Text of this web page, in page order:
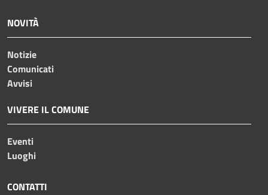
NOVITÀ
Notizie
Comunicati
Avvisi
VIVERE IL COMUNE
Eventi
Luoghi
CONTATTI